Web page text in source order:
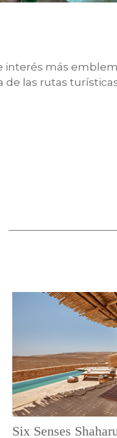
interés más
las rutas
Six Senses